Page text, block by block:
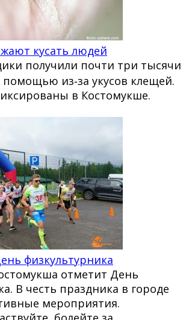
кусать людей
получили почти три тысячи
из‑за укусов клещей.
в Костомукше.
физкультурника
отметит День
В честь праздника в городе
мероприятия.